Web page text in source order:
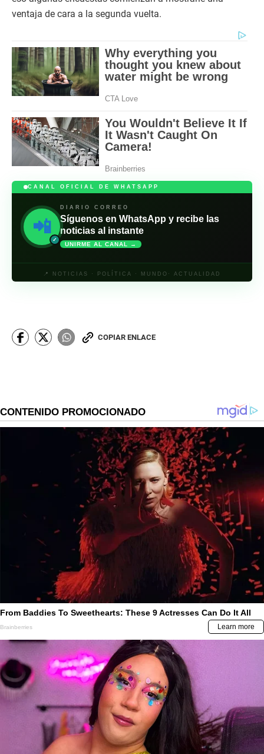
ventaja de cara a la segunda vuelta.
CANAL OFICIAL DE WHATSAPP
📲
✓
DIARIO CORREO
Síguenos en WhatsApp y recibe las
noticias al instante
UNIRME AL CANAL →
📍 NOTICIAS · POLÍTICA · MUNDO· ACTUALIDAD
COPIAR ENLACE